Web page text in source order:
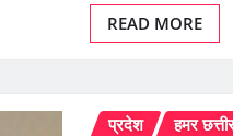
READ MORE
प्रदेश हमर